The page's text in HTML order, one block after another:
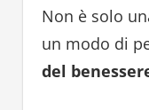
Non è solo
un modo di
del